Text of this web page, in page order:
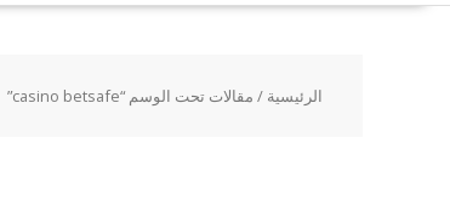
الرئيسية / مقالات تحت الوسم “casino betsafe”